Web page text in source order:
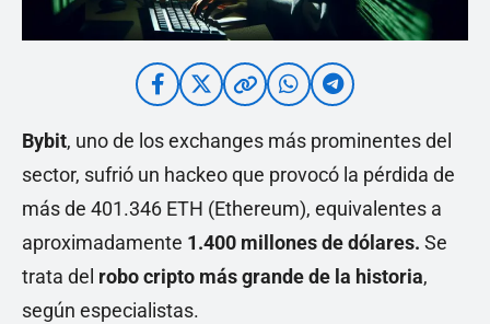
Bybit, uno de los exchanges más prominentes del
sector, sufrió un hackeo que provocó la pérdida de
más de 401.346 ETH (Ethereum), equivalentes a
aproximadamente 1.400 millones de dólares. Se
trata del robo cripto más grande de la historia,
según especialistas.